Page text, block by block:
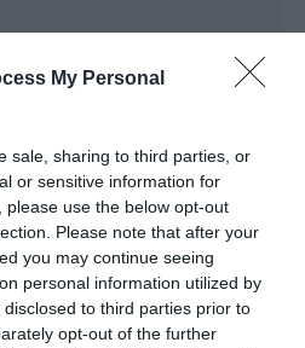
My Personal
sale, sharing to third parties, or
or sensitive information for
use the below opt-out
Please note that after your
you may continue seeing
personal information utilized by
to third parties prior to
opt-out of the further
(remote identity
άρθρο 24 παρ. 1δ του
είναι ισοδύναμη με την